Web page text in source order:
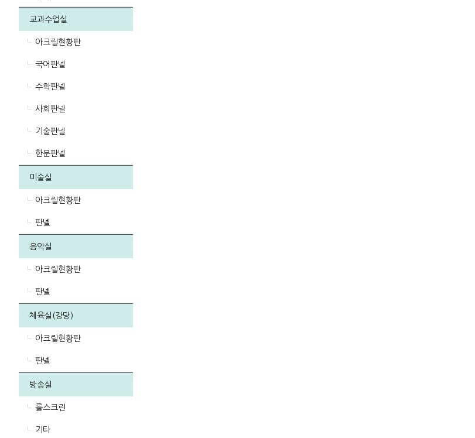
교과수업실
아크릴현황판
국어판넬
수학판넬
사회판넬
기술판넬
한문판넬
미술실
아크릴현황판
판넬
음악실
아크릴현황판
판넬
체육실(강당)
아크릴현황판
판넬
방송실
롤스크린
기타